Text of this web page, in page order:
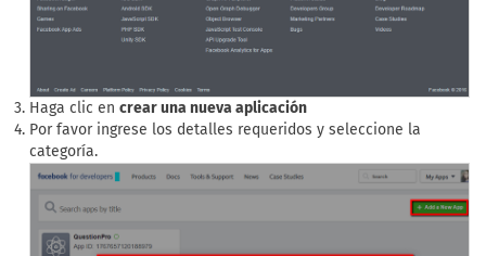
Haga clic en crear una nueva aplicación
Por favor ingrese los detalles requeridos y seleccione la
categoría.